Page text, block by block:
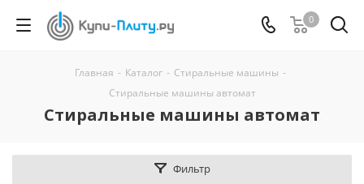
0
Главная - Каталог - Стиральные машины -
Стиральные машины автомат
Стиральные машины автомат
Фильтр